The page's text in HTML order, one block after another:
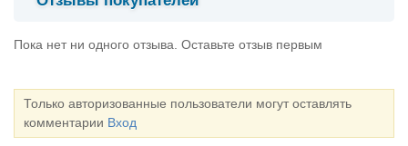
Пока нет ни одного отзыва. Оставьте отзыв первым
Только авторизованные пользователи могут оставлять
комментарии Вход